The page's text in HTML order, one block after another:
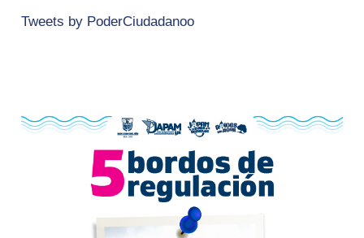
Tweets by PoderCiudadanoo